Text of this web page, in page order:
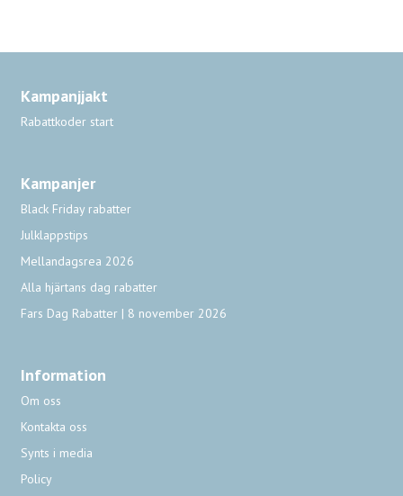
Kampanjjakt
Rabattkoder start
Kampanjer
Black Friday rabatter
Julklappstips
Mellandagsrea 2026
Alla hjärtans dag rabatter
Fars Dag Rabatter | 8 november 2026
Information
Om oss
Kontakta oss
Synts i media
Policy